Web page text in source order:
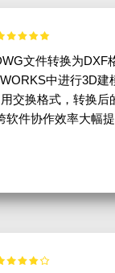
文件转换为DXF
中进行3D建
交换格式，转换后
软件协作效率大幅提